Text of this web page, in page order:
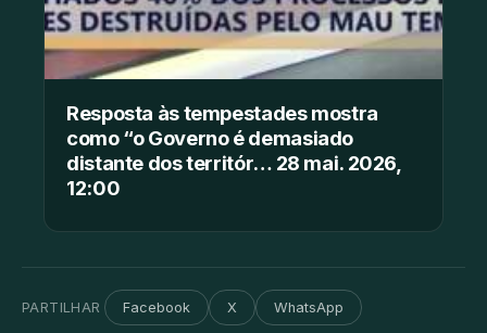
Resposta às tempestades mostra
como “o Governo é demasiado
distante dos territór… 28 mai. 2026,
12:00
PARTILHAR Facebook X WhatsApp